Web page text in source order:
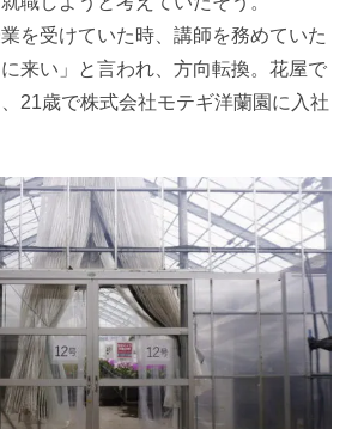
を受けていた時、講師を務めていた
来い」と言われ、方向転換。花屋で
21歳で株式会社モテギ洋蘭園に入社